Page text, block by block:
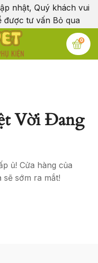
nhật, Quý khách vui
được tư vấn Bỏ qua
0
Vời Đang
ủ! Cửa hàng của
sớm ra mắt!